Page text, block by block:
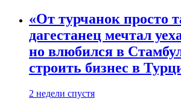
«От турчанок просто
дагестанец мечтал
но влюбился в
строить бизнес в
2 недели спустя